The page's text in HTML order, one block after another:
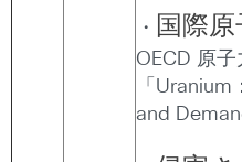
・ 国際
OECD 原
「
and